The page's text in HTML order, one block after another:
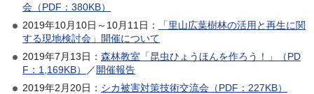
会（PDF：380KB）
2019年10月10日～10月11日：
「里山広葉樹林の活用と再生に関
する現地検討会」開催について
2019年7月13日： 森林教室「昆虫ひょうほんを作ろう！」（PD
F：1,169KB）
／開催報告
2019年2月20日： シカ被害対策技術交流会（PDF：227KB）